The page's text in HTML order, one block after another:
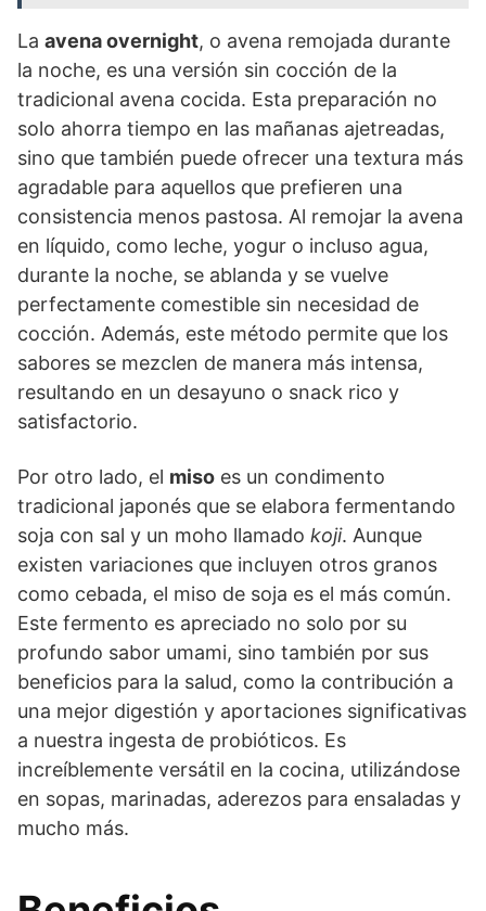
La avena overnight, o avena remojada durante
la noche, es una versión sin cocción de la
tradicional avena cocida. Esta preparación no
solo ahorra tiempo en las mañanas ajetreadas,
sino que también puede ofrecer una textura más
agradable para aquellos que prefieren una
consistencia menos pastosa. Al remojar la avena
en líquido, como leche, yogur o incluso agua,
durante la noche, se ablanda y se vuelve
perfectamente comestible sin necesidad de
cocción. Además, este método permite que los
sabores se mezclen de manera más intensa,
resultando en un desayuno o snack rico y
satisfactorio.
Por otro lado, el miso es un condimento
tradicional japonés que se elabora fermentando
soja con sal y un moho llamado koji. Aunque
existen variaciones que incluyen otros granos
como cebada, el miso de soja es el más común.
Este fermento es apreciado no solo por su
profundo sabor umami, sino también por sus
beneficios para la salud, como la contribución a
una mejor digestión y aportaciones significativas
a nuestra ingesta de probióticos. Es
increíblemente versátil en la cocina, utilizándose
en sopas, marinadas, aderezos para ensaladas y
mucho más.